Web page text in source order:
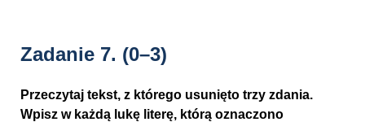
Zadanie 7. (0–3)
Przeczytaj tekst, z którego usunięto trzy zdania.
Wpisz w każdą lukę literę, którą oznaczono